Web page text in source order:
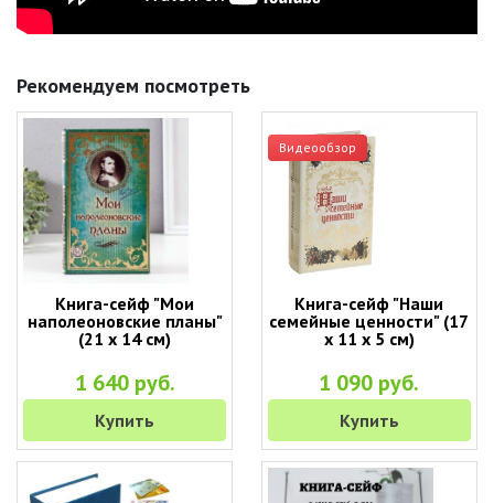
Рекомендуем посмотреть
Книга-сейф "Мои
наполеоновские планы"
(21 х 14 см)
1 640 руб.
Купить
Видеообзор
Книга-сейф "Наши
семейные ценности" (17
х 11 х 5 см)
1 090 руб.
Купить